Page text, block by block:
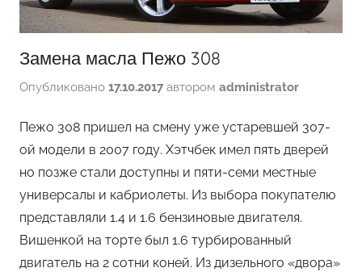
Замена масла Пежо 308
Опубликовано 17.10.2017автором administrator
Пежо 308 пришел на смену уже устаревшей 307-
ой модели в 2007 году. Хэтчбек имел пять дверей
но позже стали доступны и пяти-семи местные
универсалы и кабриолеты. Из выбора покупателю
представляли 1.4 и 1.6 бензиновые двигателя.
Вишенкой на торте был 1.6 турбированный
двигатель на 2 сотни коней. Из дизельного «двора»